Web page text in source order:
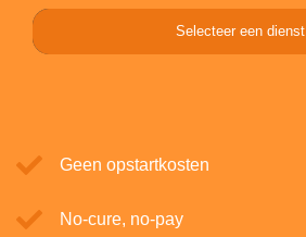
Selecteer een dienst
Geen opstartkosten
No-cure, no-pay